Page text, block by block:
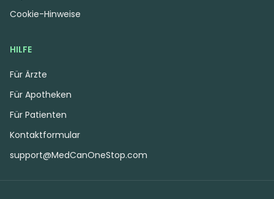
HILFE
Für Ärzte
Für Apotheken
Für Patienten
Kontaktformular
support@MedCanOneStop.com
Cookie-Hinweise